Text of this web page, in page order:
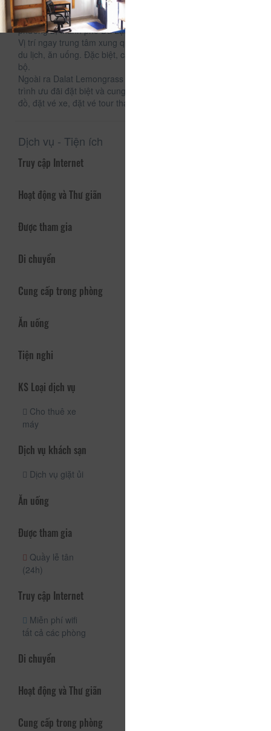
CSLT Dalat Lemongrass tọa lạc tại 83/2 Phan ĐìnhPhùng,
phường 2, thành phố Đà Lạt
Vị trí ngay trung tâm xung quanh là các địa điểm tham quan
du lịch, ăn uống. Đặc biệt, cách chợ đêm Đà Lạt chỉ 5 phút đi
bộ.
Ngoài ra Dalat Lemongrass Homestay luôn có các chương
trình ưu đãi đặt biệt và cung cấp các dịch vụ: thuê xe, giặt
đồ, đặt vé xe, đặt vé tour tham quan...
Dịch vụ - Tiện ích
Truy cập Internet
Hoạt động và Thư giãn
Được tham gia
Di chuyển
Cung cấp trong phòng
Ăn uống
Tiện nghi
KS Loại dịch vụ
Cho thuê xe
máy
Dịch vụ khách sạn
Dịch vụ giặt ủi
Ăn uống
Được tham gia
Quầy lễ tân
(24h)
Truy cập Internet
Miễn phí wifi
tất cả các phòng
Di chuyển
Hoạt động và Thư giãn
Cung cấp trong phòng